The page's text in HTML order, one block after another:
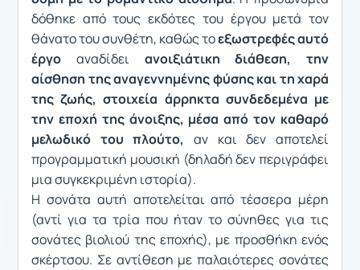
δόθηκε από τους εκδότες του έργου μετά τον
θάνατο του συνθέτη, καθώς τοεξωστρεφές αυτό
έργο αναδίδει ανοιξιάτικη διάθεση, την
αίσθηση της αναγεννημένης φύσης και τη χαρά
της ζωής, στοιχεία άρρηκτα συνδεδεμένα με
την εποχή της άνοιξης, μέσα από τον καθαρό
μελωδικό του πλούτο,
αν και δεν αποτελεί
προγραμματική μουσική (δηλαδή δεν περιγράφει
μια συγκεκριμένη ιστορία).
Η σονάτα αυτή αποτελείται από τέσσερα μέρη
(αντί για τα τρία που ήταν το σύνηθες για τις
σονάτες βιολιού της εποχής), με προσθήκη ενός
σκέρτσου. Σε αντίθεση με παλαιότερες σονάτες